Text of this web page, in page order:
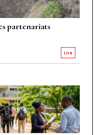
partenariats
Lire